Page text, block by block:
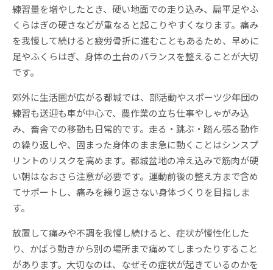
練習量を増やしたとき、硬い地面での走り込み、扁平足やふ
くらはぎの硬さなどが重なると起こりやすくなります。痛み
を我慢して続けると疲労骨折に進むこともあるため、早めに
足やふくらはぎ、身体の土台のバランスを整えることが大切
です。
郊外に生活圏が広がる都城では、部活動やスポーツ少年団の
練習も送迎も車が中心で、農作業の立ち仕事やしゃがみ込
み、畜舎での移動も日常的です。走る・跳ぶ・踏ん張る動作
の繰り返しや、固まった身体のまま急に動くことはシンスプ
リントのリスクを高めます。都城盆地の冷え込みで筋肉が硬
い朝はなおさら注意が必要です。運動前後の整え方まで含め
てサポートし、痛みを繰り返さない身体づくりを目指しま
す。
放置して痛みや不調を我慢し続けると、症状が慢性化した
り、かばう動きから別の場所まで痛めてしまったりすること
があります。大切なのは、なぜその症状が起きているのかを